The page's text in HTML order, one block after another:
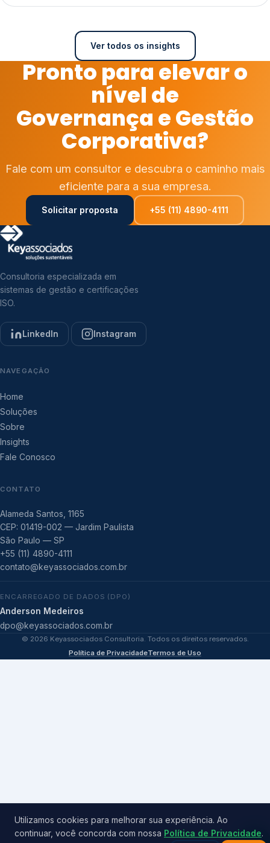
Ver todos os insights
Pronto para elevar o
nível de
Governança e Gestão
Corporativa?
Fale com um consultor e descubra o caminho mais
eficiente para a sua empresa.
Solicitar proposta +55 (11) 4890-4111
Consultoria especializada em
sistemas de gestão e certificações
ISO.
LinkedIn Instagram
NAVEGAÇÃO
Home
Soluções
Sobre
Insights
Fale Conosco
CONTATO
Alameda Santos, 1165
CEP: 01419-002 — Jardim Paulista
São Paulo — SP
+55 (11) 4890-4111
contato@keyassociados.com.br
ENCARREGADO DE DADOS (DPO)
Anderson Medeiros
dpo@keyassociados.com.br
© 2026 Keyassociados Consultoria. Todos os direitos reservados.
Política de PrivacidadeTermos de Uso
Utilizamos cookies para melhorar sua experiência. Ao
continuar, você concorda com nossa Política de Privacidade.